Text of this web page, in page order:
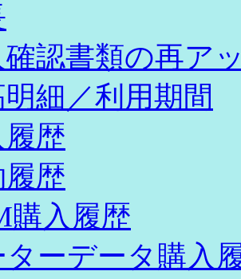
認書類の再ア
細／利用期間
歴
歴
購入履歴
ターデータ購入